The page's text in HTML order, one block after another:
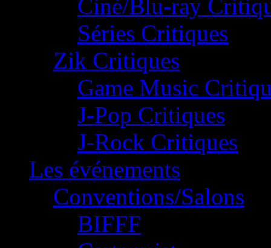
Ciné/Blu-ray
Séries Critiques
Zik Critiques
Game Music
J-Pop Critiques
J-Rock Critiques
Les événements
Conventions/Salons
BIFFF